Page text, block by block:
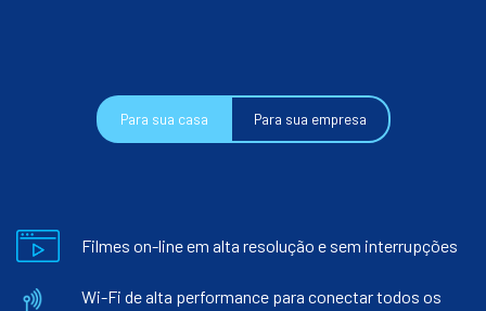
Para sua casa Para sua empresa
Filmes on-line em alta resolução e sem interrupções
Wi-Fi de alta performance para conectar todos os